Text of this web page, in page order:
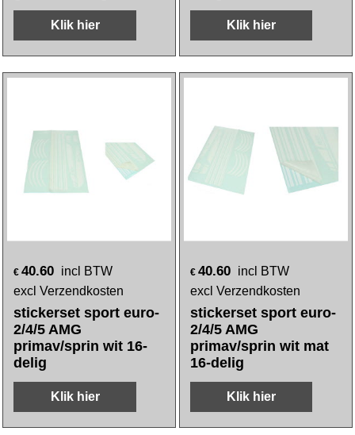
Klik hier Klik hier
€ 40.60 incl BTW
excl Verzendkosten
stickerset sport euro-
2/4/5 AMG
primav/sprin wit 16-
delig
Klik hier
€ 40.60 incl BTW
excl Verzendkosten
stickerset sport euro-
2/4/5 AMG
primav/sprin wit mat
16-delig
Klik hier